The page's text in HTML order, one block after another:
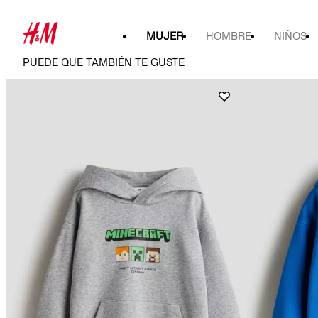
MUJER HOMBRE NIÑOS
PUEDE QUE TAMBIÉN TE GUSTE